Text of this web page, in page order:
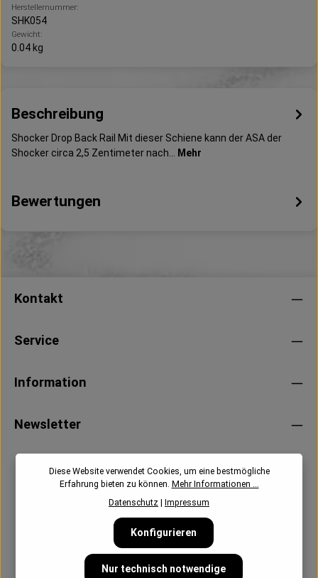
Herstellernummer:
SHK054
Gewicht:
0.04 kg
Beschreibung
Shocker Drop Back Rail Mit dieser Schiene kann der ASA der
Shocker circa 2,5 Zentimeter nach…
Mehr
Bewertungen
Kontakt
Service
Information
Newsletter
Diese Website verwendet Cookies, um eine bestmögliche
Erfahrung bieten zu können. Mehr Informationen ...
Datenschutz
Impressum
Nur technisch notwendige
Konfigurieren